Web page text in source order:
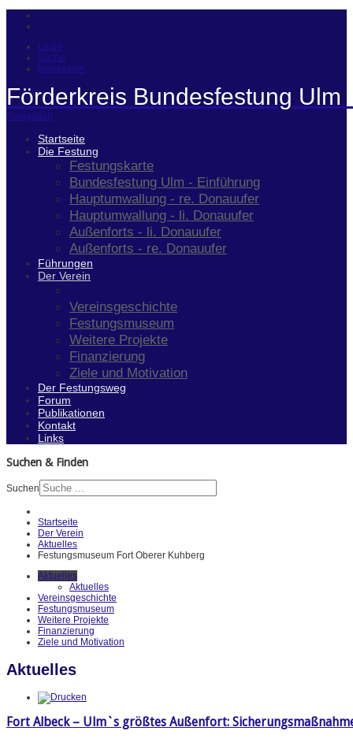
Login
Suche
Impressum
Förderkreis Bundesfestung Ulm
Navigation
Startseite
Die Festung
Festungskarte
Bundesfestung Ulm - Einführung
Hauptumwallung - re. Donauufer
Hauptumwallung - li. Donauufer
Außenforts - li. Donauufer
Außenforts - re. Donauufer
Führungen
Der Verein
Vereinsgeschichte
Festungsmuseum
Weitere Projekte
Finanzierung
Ziele und Motivation
Der Festungsweg
Forum
Publikationen
Kontakt
Links
Suchen & Finden
Suchen
Startseite
Der Verein
Aktuelles
Festungsmuseum Fort Oberer Kuhberg
Aktuelles
Aktuelles
Vereinsgeschichte
Festungsmuseum
Weitere Projekte
Finanzierung
Ziele und Motivation
Aktuelles
Fort Albeck – Ulm`s größtes Außenfort: